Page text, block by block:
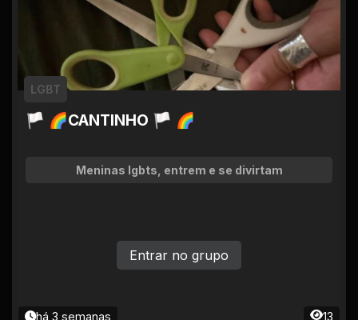
🏳 🌈CANTINHO 🏳 🌈
LGBT
Meninas lgbts, entrem e se divirtam
há 3 semanas 13
Entrar no grupo